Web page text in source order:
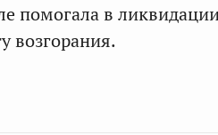
помогала в
возгорания.